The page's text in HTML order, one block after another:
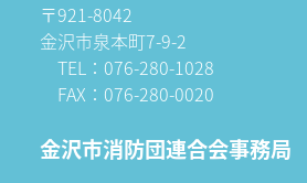
〒921-8042
金沢市泉本町7-9-2
TEL：076-280-1028
FAX：076-280-0020
金沢市消防団連合会事務局